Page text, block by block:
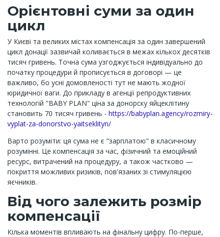
Орієнтовні суми за один
цикл
У Києві та великих містах компенсація за один завершений
цикл донації зазвичай коливається в межах кількох десятків
тисяч гривень. Точна сума узгоджується індивідуально до
початку процедури й прописується в договорі — це
важливо, бо усні домовленості тут не мають жодної
юридичної ваги. До прикладу в агенції репродуктивних
технологій "BABY PLAN" ціна за донорску яйцеклітину
становить 70 тисяч гривень - https://babyplan.agency/rozmiry-
vyplat-za-donorstvo-yaitseklityn/
Варто розуміти: ця сума не є "зарплатою" в класичному
розумінні. Це компенсація за час, фізичний та емоційний
ресурс, витрачений на процедуру, а також частково —
покриття можливих ризиків, пов'язаних зі стимуляцією
яєчників.
Від чого залежить розмір
компенсації
Кілька моментів впливають на фінальну цифру. По-перше,